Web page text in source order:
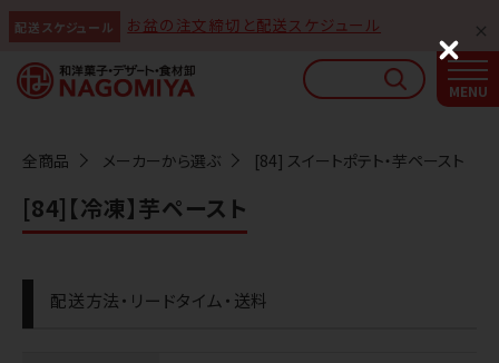
配送スケジュール お盆の注文締切と配送スケジュール
全商品 メーカーから選ぶ [84] スイートポテト・芋ペースト
[84]【冷凍】芋ペースト
配送方法・リードタイム・送料
なごみやAIガイド
AIがなごみやの使い方をお答えします
C
l
o